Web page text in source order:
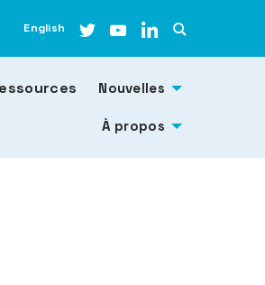
English
Nouvelles
À propos